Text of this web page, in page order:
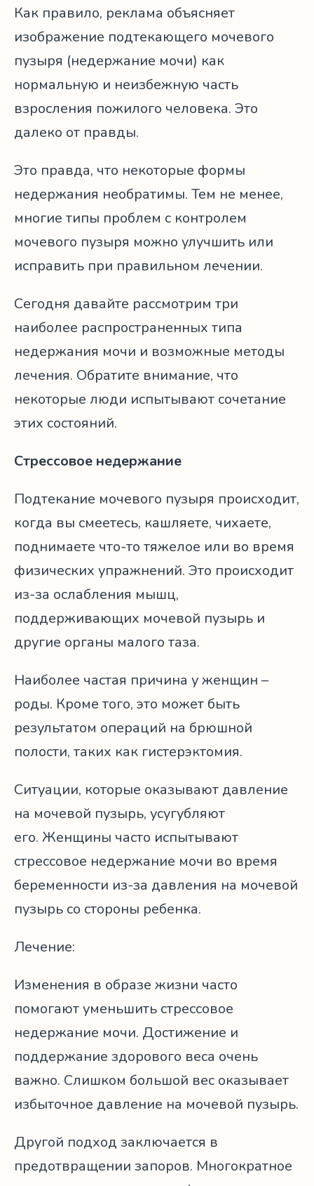
Как правило, реклама объясняет
изображение подтекающего мочевого
пузыря (недержание мочи) как
нормальную и неизбежную часть
взросления пожилого человека. Это
далеко от правды.
Это правда, что некоторые формы
недержания необратимы. Тем не менее,
многие типы проблем с контролем
мочевого пузыря можно улучшить или
исправить при правильном лечении.
Сегодня давайте рассмотрим три
наиболее распространенных типа
недержания мочи и возможные методы
лечения. Обратите внимание, что
некоторые люди испытывают сочетание
этих состояний.
Стрессовое недержание
Подтекание мочевого пузыря происходит,
когда вы смеетесь, кашляете, чихаете,
поднимаете что-то тяжелое или во время
физических упражнений. Это происходит
из-за ослабления мышц,
поддерживающих мочевой пузырь и
другие органы малого таза.
Наиболее частая причина у женщин –
роды. Кроме того, это может быть
результатом операций на брюшной
полости, таких как гистерэктомия.
Ситуации, которые оказывают давление
на мочевой пузырь, усугубляют
его. Женщины часто испытывают
стрессовое недержание мочи во время
беременности из-за давления на мочевой
пузырь со стороны ребенка.
Лечение:
Изменения в образе жизни часто
помогают уменьшить стрессовое
недержание мочи. Достижение и
поддержание здорового веса очень
важно. Слишком большой вес оказывает
избыточное давление на мочевой пузырь.
Другой подход заключается в
предотвращении запоров. Многократное